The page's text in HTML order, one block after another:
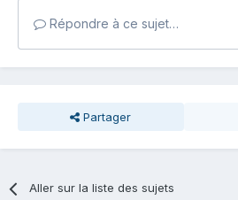
Répondre à ce sujet…
Partager
Aller sur la liste des sujets